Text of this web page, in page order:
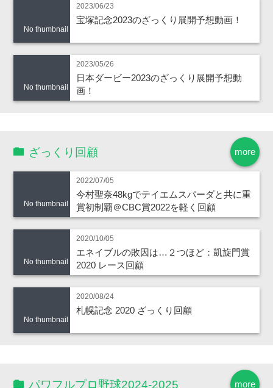
No thumbnail
2023/06/23
宝塚記念2023のざっくり展開予想動画！
No thumbnail
2023/05/26
日本ダービー2023のざっくり展開予想動
画！
more
ざっくり回顧
No thumbnail
2022/07/05
今村聖奈48kgでテイエムスパーダと共に重
賞初制覇＠CBC賞2022を軽く回顧
No thumbnail
2020/10/05
エネイブルの敗因は…２つほど：凱旋門賞
2020 レース回顧
No thumbnail
2020/08/24
札幌記念 2020 ざっくり回顧
more
パワフルプロ野球2024-2025